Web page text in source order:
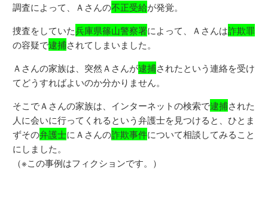
調査によって、Ａさんの不正受給が発覚。
捜査をしていた兵庫県篠山警察署によって、Ａさんは詐欺罪
の容疑で逮捕されてしまいました。
Ａさんの家族は、突然Ａさんが逮捕されたという連絡を受け
てどうすればよいのか分かりません。
そこでＡさんの家族は、インターネットの検索で逮捕された
人に会いに行ってくれるという弁護士を見つけると、ひとま
ずその弁護士にＡさんの詐欺事件について相談してみること
にしました。
（※この事例はフィクションです。）